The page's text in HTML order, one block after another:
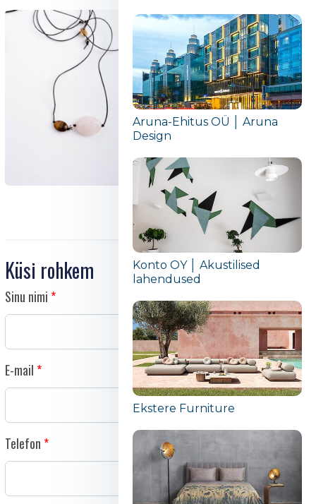
Küsi rohkem
Sinu nimi
E-mail
Telefon
Aruna-Ehitus OÜ │ Aruna
Design
Konto OY │ Akustilised
lahendused
Ekstere Furniture